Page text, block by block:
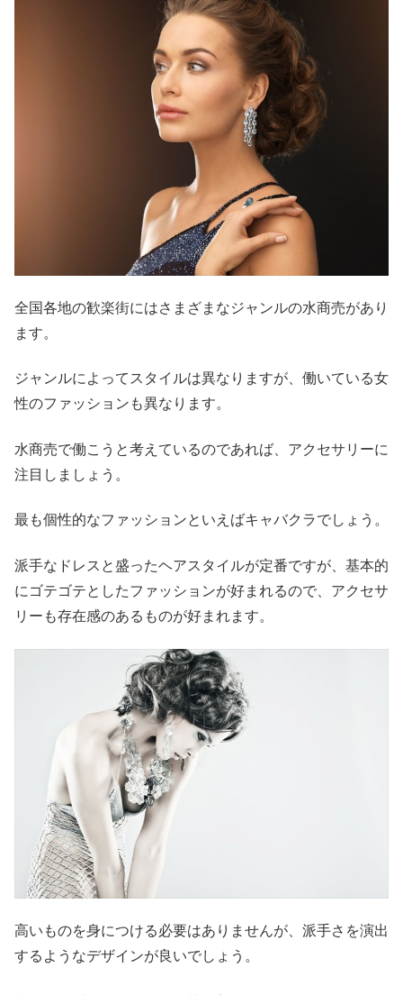
全国各地の歓楽街にはさまざまなジャンルの水商売があり
ます。
ジャンルによってスタイルは異なりますが、働いている女
性のファッションも異なります。
水商売で働こうと考えているのであれば、アクセサリーに
注目しましょう。
最も個性的なファッションといえばキャバクラでしょう。
派手なドレスと盛ったヘアスタイルが定番ですが、基本的
にゴテゴテとしたファッションが好まれるので、アクセサ
リーも存在感のあるものが好まれます。
高いものを身につける必要はありませんが、派手さを演出
するようなデザインが良いでしょう。